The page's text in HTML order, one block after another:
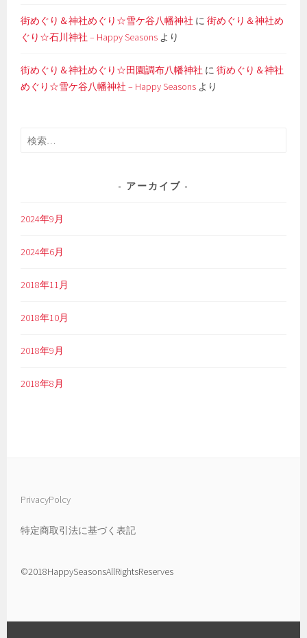
街めぐり＆神社めぐり☆雪ケ谷八幡神社 に街めぐり＆神社め
ぐり☆石川神社 – Happy Seasons より
街めぐり＆神社めぐり☆田園調布八幡神社 に街めぐり＆神社
めぐり☆雪ケ谷八幡神社 – Happy Seasons より
検
アーカイブ
2024年9月
2024年6月
2018年11月
2018年10月
2018年9月
2018年8月
PrivacyPolcy
特定商取引法に基づく表記
©2018HappySeasonsAllRightsReserves